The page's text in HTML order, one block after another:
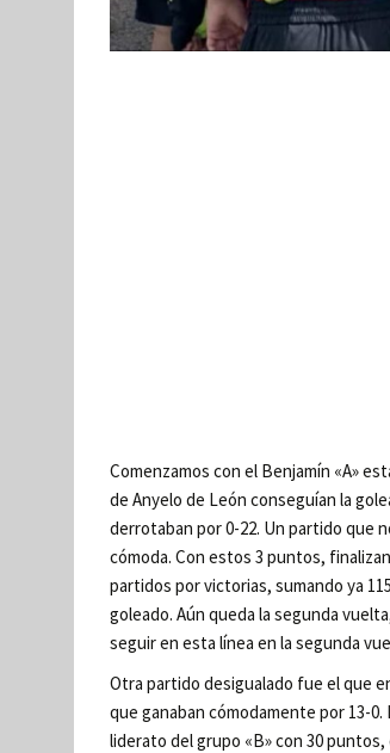
Comenzamos con el Benjamín «A»
de Anyelo de León conseguían la
derrotaban por 0-22. Un partido que
cómoda. Con estos 3 puntos,
partidos por victorias, sumando ya
goleado. Aún queda la segunda
seguir en esta línea en la segunda
Otra partido desigualado fue el que
que ganaban cómodamente por 13-
liderato del grupo «B» con 30